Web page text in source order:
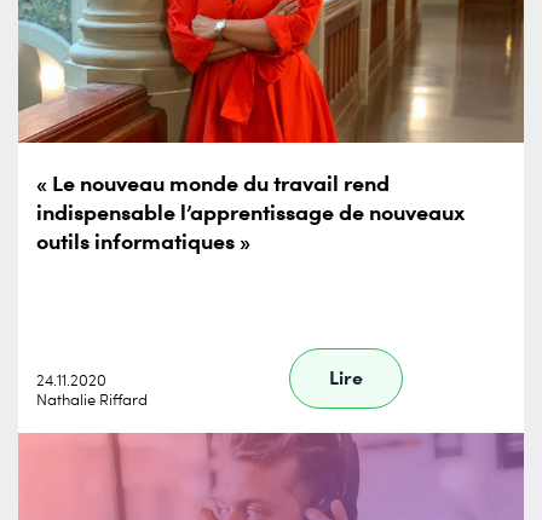
« Le nouveau monde du travail rend
indispensable l’apprentissage de nouveaux
outils informatiques »
24.11.2020
Nathalie Riffard
Lire